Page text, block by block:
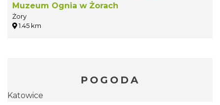
Muzeum Ognia w Żorach
Żory
1.45 km
POGODA
Katowice